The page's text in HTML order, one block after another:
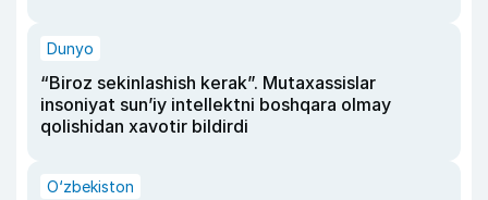
Dunyo
“Biroz sekinlashish kerak”. Mutaxassislar
insoniyat sun’iy intellektni boshqara olmay
qolishidan xavotir bildirdi
O‘zbekiston